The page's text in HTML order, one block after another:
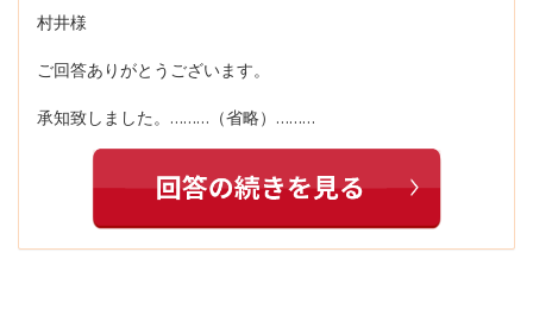
村井様
ご回答ありがとうございます。
承知致しました。………（省略）………